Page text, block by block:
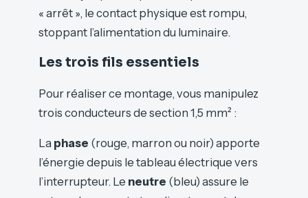
« arrêt », le contact physique est rompu,
stoppant l’alimentation du luminaire.
Les trois fils essentiels
Pour réaliser ce montage, vous manipulez
trois conducteurs de section 1,5 mm² :
La phase (rouge, marron ou noir) apporte
l’énergie depuis le tableau électrique vers
l’interrupteur. Le neutre (bleu) assure le